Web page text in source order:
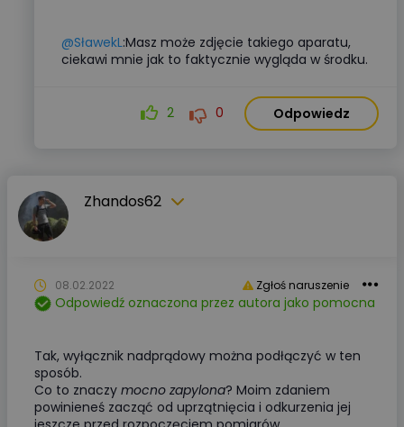
@SławekL:Masz może zdjęcie takiego aparatu,
ciekawi mnie jak to faktycznie wygląda w środku.
2 0 Odpowiedz
Zhandos62
Zgłoś naruszenie
08.02.2022
Odpowiedź oznaczona przez autora jako pomocna
Tak, wyłącznik nadprądowy można podłączyć w ten
sposób.
Co to znaczy mocno zapylona? Moim zdaniem
powinieneś zacząć od uprzątnięcia i odkurzenia jej